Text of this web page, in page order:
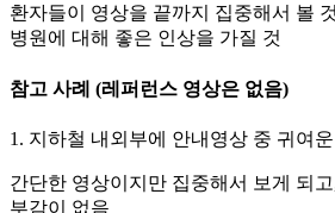
환자들이 영상을 끝까지 집중해서 볼 것
병원에 대해 좋은 인상을 가질 것
참고 사례 (레퍼런스 영상은 없음)
1. 지하철 내외부에 안내영상 중 귀여
간단한 영상이지만 집중해서 보게 되
부감이 없음